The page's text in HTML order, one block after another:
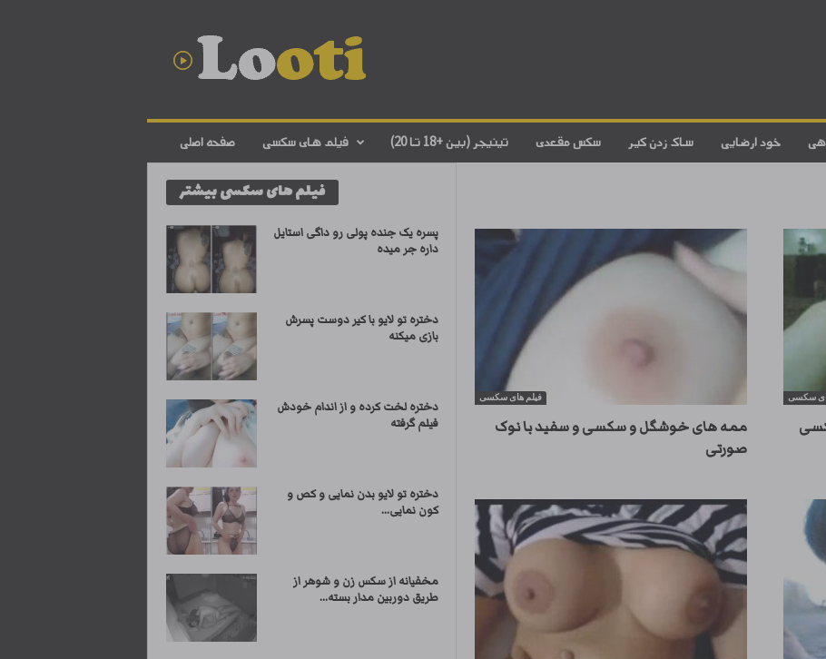
صفحه اصلی فیلم های سکسی تینیجر (بین +18 تا 20) سکس مقعدی ساک زدن کیر خود ارضایی
فیلم های سکسی
ممه های خوشگل و سکسی و سفید با نوک
صورتی
سکسی
فیلم های سکسی بیشتر
پسره یک جنده پولی رو داگی استایل
داره جر میده
دختره تو لایو با کیر دوست پسرش
بازی میکنه
دختره لخت کرده و از اندام خودش
فیلم گرفته
دختره تو لایو بدن نمایی و کص و
کون نمایی...
مخفیانه از سکس زن و شوهر از
طریق دوربین مدار بسته...